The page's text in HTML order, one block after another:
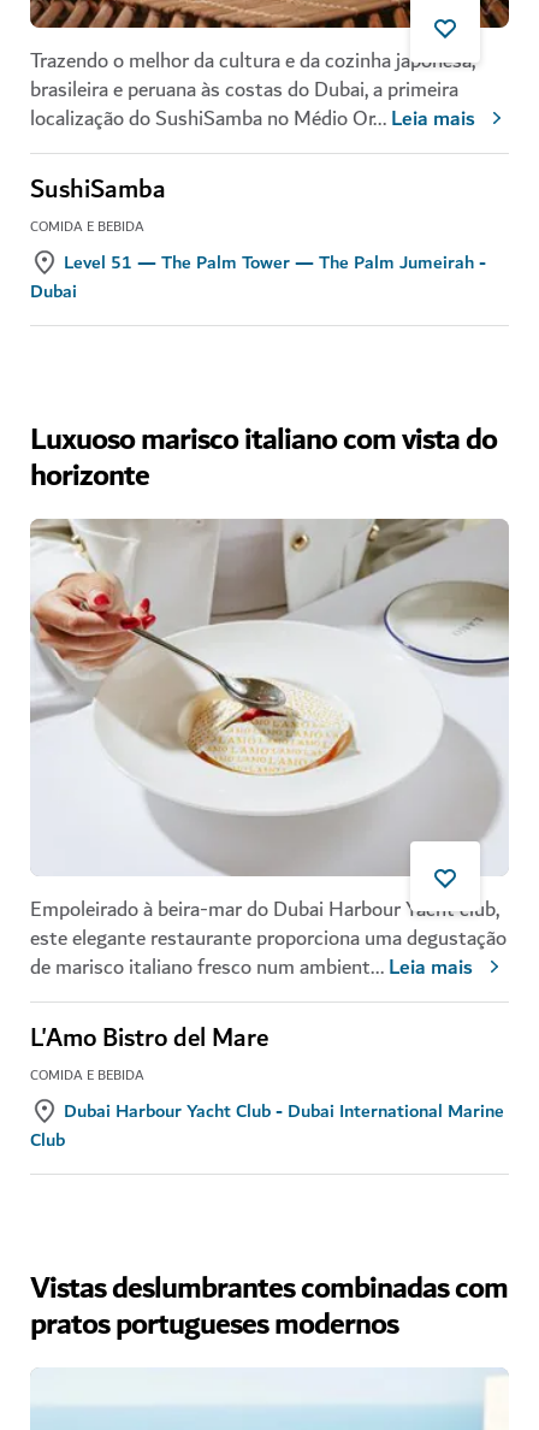
Trazendo o melhor da cultura e da cozinha japonesa,
brasileira e peruana às costas do Dubai, a primeira
localização do SushiSamba no Médio Or...Leia mais
SushiSamba
COMIDA E BEBIDA
Level 51 — The Palm Tower — The Palm Jumeirah -
Dubai
Luxuoso marisco italiano com vista do
horizonte
Empoleirado à beira-mar do Dubai Harbour Yacht club,
este elegante restaurante proporciona uma degustação
de marisco italiano fresco num ambient...Leia mais
L'Amo Bistro del Mare
COMIDA E BEBIDA
Dubai Harbour Yacht Club - Dubai International Marine
Club
Vistas deslumbrantes combinadas com
pratos portugueses modernos